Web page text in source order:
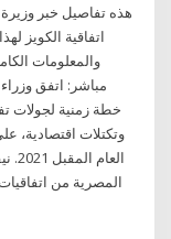
اتفاقية الكويز
والمعلومات
مباشر: اتفق
خطة زمنية لجولات
وتكتلات اقتصادية،
المصرية من